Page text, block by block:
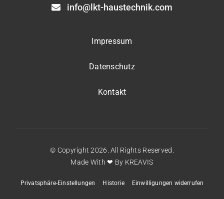
info@lkt-haustechnik.com
Impressum
Datenschutz
Kontakt
© Copyright 2026. All Rights Reserved.
Made With ❤ By KREAVIS
Privatsphäre-Einstellungen Historie Einwilligungen widerrufen